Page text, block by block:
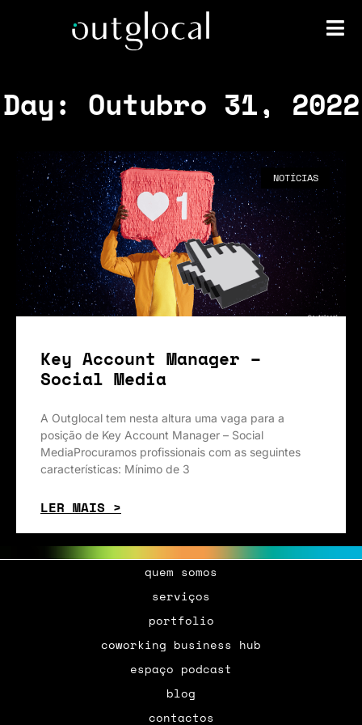
Day: Outubro 31, 2022
NOTÍCIAS
Key Account Manager –
Social Media
A Outglocal tem nesta altura uma vaga para a
posição de Key Account Manager – Social
MediaProcuramos profissionais com as seguintes
características: Mínimo de 3
LER MAIS >
quem somos
serviços
portfolio
coworking business hub
espaço podcast
blog
contactos